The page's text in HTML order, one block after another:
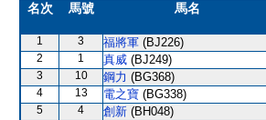
名次 馬號 馬名
1 3 福將軍 (BJ226)
2
1 真威 (BJ249)
3
10 鋼力 (BG368)
4
13 電之寶 (BG338)
5
4 創新 (BH048)